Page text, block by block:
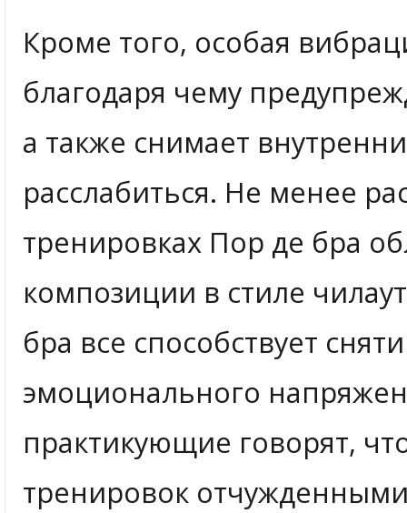
Кроме того, особая
благодаря чему
а также снимает
расслабиться. Не менее
тренировках Пор де бра
композиции в стиле
бра все способствует
эмоционального
практикующие говорят,
тренировок